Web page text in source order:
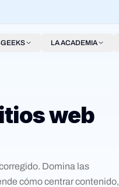
LA ACADEMIA
web
Domina las
cómo centrar contenido,